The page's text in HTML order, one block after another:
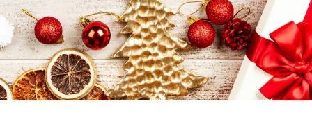
LOTS
VIANDES MARINÉES